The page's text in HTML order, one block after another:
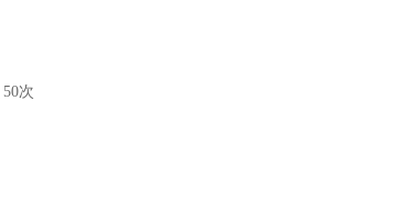
50次